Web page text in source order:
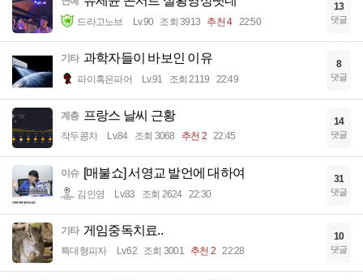
드라고노브 Lv.90 조회 3913 추천 4 22:50
13
댓글
기타 과학자들이 바보인 이유
파이혹은파어 Lv.91 조회 2119 22:49
8
댓글
계층 프랑스 날씨 근황
작두콩차 Lv.84 조회 3068 추천 2 22:45
14
댓글
이슈 [매불쇼] 서영교 발언에 대하여
김인영 Lv.83 조회 2624 22:30
31
댓글
기타 게임중독치료..
특대형피자 Lv.62 조회 3001 추천 2 22:28
10
댓글